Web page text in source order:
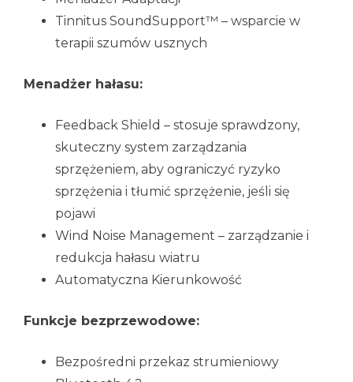
Tinnitus SoundSupport™ – wsparcie w
terapii szumów usznych
Menadżer hałasu:
Feedback Shield – stosuje sprawdzony,
skuteczny system zarządzania
sprzężeniem, aby ograniczyć ryzyko
sprzężenia i tłumić sprzężenie, jeśli się
pojawi
Wind Noise Management – zarządzanie i
redukcja hałasu wiatru
Automatyczna Kierunkowość
Funkcje bezprzewodowe:
Bezpośredni przekaz strumieniowy